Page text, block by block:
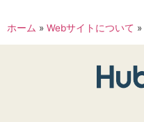
ホーム » Webサイトについて »